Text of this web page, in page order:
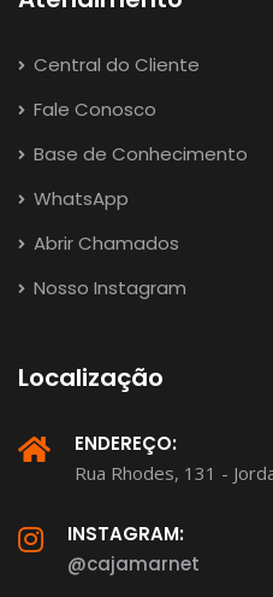
Central do Cliente
Fale Conosco
Base de Conhecimento
WhatsApp
Abrir Chamados
Nosso Instagram
Localização
ENDEREÇO:
Rua Rhodes, 131 -
INSTAGRAM:
@cajamarnet